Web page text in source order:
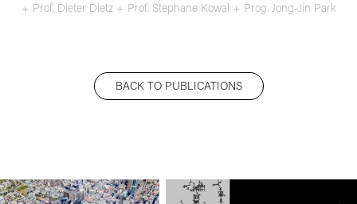
+ Prof. Dieter Dietz + Prof. Stephane Kowal + Prog. Jong-Jin Park
BACK TO PUBLICATIONS